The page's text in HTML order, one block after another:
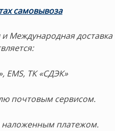
самовывоза
Международная доставка
EMS, ТК «СДЭК»
почтовым сервисом.
платежом.